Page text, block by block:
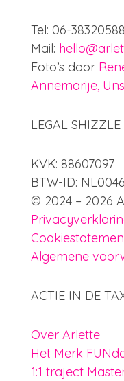
Tel: 06-38320588
Mail:
Foto’s door
Annemarije,
LEGAL SHIZZLE
KVK: 88607097
BTW-ID:
© 2024 – 2026
Algemene
ACTIE IN DE
Over Arlette
Het Merk
1:1 traject